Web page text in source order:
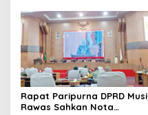
Rapat Paripurna DPRD Musi
Rawas Sahkan Nota